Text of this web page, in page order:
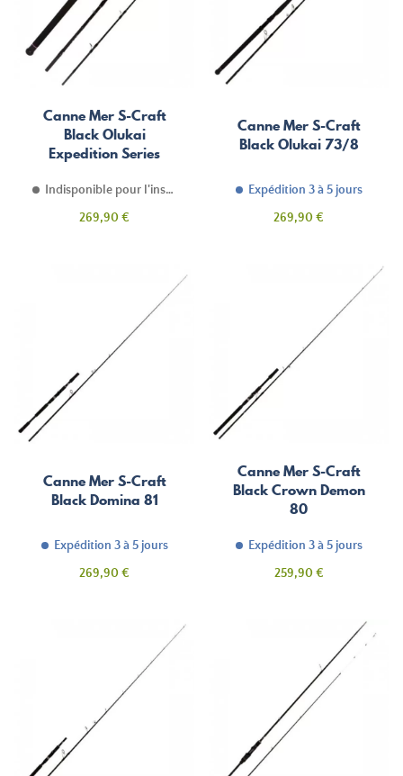
Canne Mer S-Craft
Black Olukai
Expedition Series
Indisponible pour l'instant
Prix
269,90 €
Canne Mer S-Craft
Black Olukai 73/8
Expédition 3 à 5 jours
Prix
269,90 €
Canne Mer S-Craft
Black Domina 81
Expédition 3 à 5 jours
Prix
269,90 €
Canne Mer S-Craft
Black Crown Demon
80
Expédition 3 à 5 jours
Prix
259,90 €